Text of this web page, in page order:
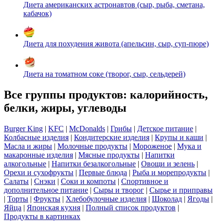
Диета американских астронавтов (сыр, рыба, сметана,
кабачок)
Диета для похудения живота (апельсин, сыр, суп-пюре)
Диета на томатном соке (творог, сыр, сельдерей)
Все группы продуктов: калорийность,
белки, жиры, углеводы
Burger King | KFC | McDonalds | Грибы | Детское питание |
Колбасные изделия | Кондитерские изделия | Крупы и каши |
Масла и жиры | Молочные продукты | Мороженое | Мука и
макаронные изделия | Мясные продукты | Напитки
алкогольные | Напитки безалкогольные | Овощи и зелень |
Орехи и сухофрукты | Первые блюда | Рыба и морепродукты |
Салаты | Снэки | Соки и компоты | Спортивное и
дополнительное питание | Сыры и творог | Сырье и приправы
| Торты | Фрукты | Хлебобулочные изделия | Шоколад | Ягоды |
Яйца | Японская кухня | Полный список продуктов |
Продукты в картинках